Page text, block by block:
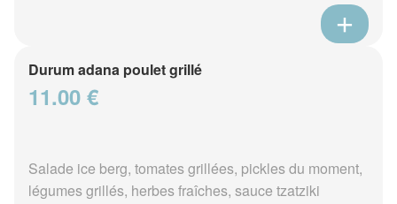
Durum adana poulet grillé
11.00 €
Salade ice berg, tomates grillées, pickles du moment,
légumes grillés, herbes fraîches, sauce tzatziki